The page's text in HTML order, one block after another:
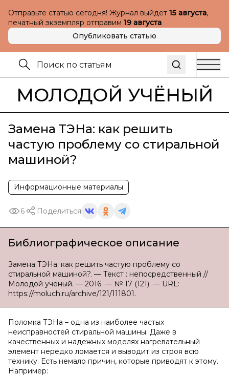
Отправьте статью сегодня! Журнал выйдет 15 августа,
печатный экземпляр отправим 19 августа
Опубликовать статью
МОЛОДОЙ УЧЁНЫЙ
Замена ТЭНа: как решить
частую проблему со стиральной
машиной?
Информационные материалы
6 Поделиться
Библиографическое описание
Замена ТЭНа: как решить частую проблему со
стиральной машиной?. — Текст : непосредственный //
Молодой ученый. — 2016. — № 17 (121). — URL:
https://moluch.ru/archive/121/111801.
Поломка ТЭНа – одна из наиболее частых
неисправностей стиральной машины. Даже в
качественных и надежных моделях нагревательный
элемент нередко ломается и выводит из строя всю
технику. Есть немало причин, которые приводят к этому.
Например: